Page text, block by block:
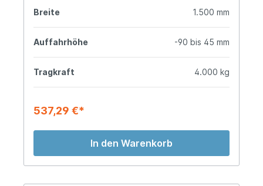
Breite 1.500 mm
Auffahrhöhe -90 bis 45 mm
Tragkraft 4.000 kg
537,29 €*
In den Warenkorb